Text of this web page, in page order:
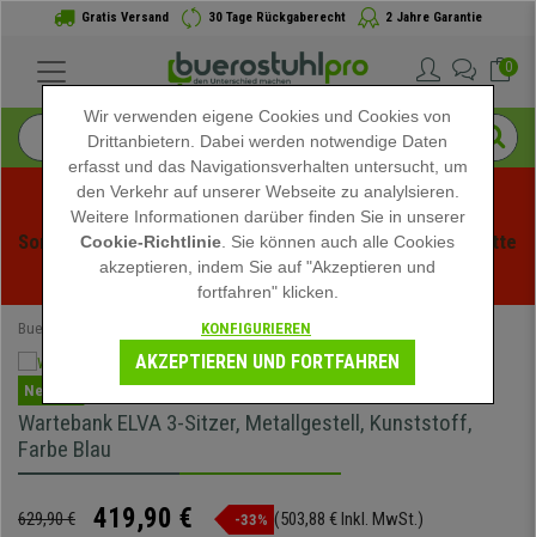
Gratis Versand 30 Tage Rückgaberecht 2 Jahre Garantie
0
Sommerschlussverauf bei buerstuhlpro! Exklusive Rabatte
für kurze Zeit - Aktion ansehen -
Buerostuhlpro Sitzbank für den Warteraum
Neuheit
Wartebank ELVA 3-Sitzer, Metallgestell, Kunststoff,
Farbe Blau
629,90 € 419,90 € -33% (503,88 € Inkl. MwSt.)
Wir verwenden eigene Cookies und Cookies von
Drittanbietern. Dabei werden notwendige Daten
erfasst und das Navigationsverhalten untersucht, um
den Verkehr auf unserer Webseite zu analylsieren.
Weitere Informationen darüber finden Sie in unserer
Cookie-Richtlinie . Sie können auch alle Cookies
akzeptieren, indem Sie auf "Akzeptieren und
fortfahren" klicken.
KONFIGURIEREN
AKZEPTIEREN UND FORTFAHREN